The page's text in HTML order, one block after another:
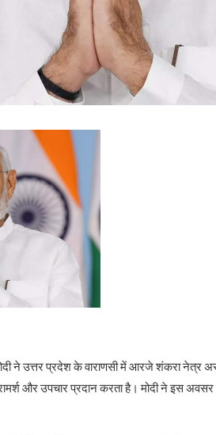
ने उत्तर प्रदेश के वाराणसी में आरजे शंकरा नेत्र
और उपचार प्रदान करता है। मोदी ने इस